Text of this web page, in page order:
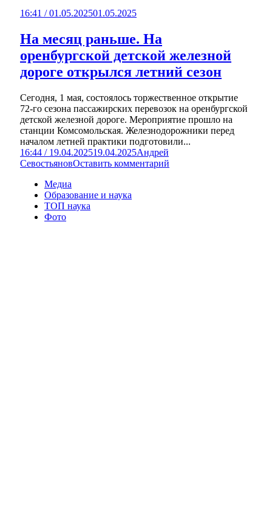
16:41 / 01.05.202501.05.2025
На месяц раньше. На
оренбургской детской железной
дороге открылся летний сезон
Сегодня, 1 мая, состоялось торжественное открытие
72-го сезона пассажирских перевозок на оренбургской
детской железной дороге. Мероприятие прошло на
станции Комсомольская. Железнодорожники перед
началом летней практики подготовили...
16:44 / 19.04.202519.04.2025Андрей
СевостьяновОставить комментарий
Медиа
Образование и наука
ТОП наука
Фото